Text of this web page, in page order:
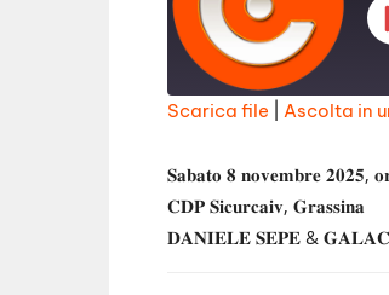
RSS FEED
LINK
EMBED
Scarica file Ascolta in
𝐒𝐚𝐛𝐚𝐭𝐨 𝟖 𝐧𝐨𝐯𝐞𝐦𝐛𝐫𝐞 𝟐𝟎𝟐𝟓,
𝐂𝐃𝐏 𝐒𝐢𝐜𝐮𝐫𝐜𝐚𝐢𝐯, 𝐆𝐫𝐚𝐬𝐬𝐢𝐧𝐚
𝐃𝐀𝐍𝐈𝐄𝐋𝐄 𝐒𝐄𝐏𝐄 &